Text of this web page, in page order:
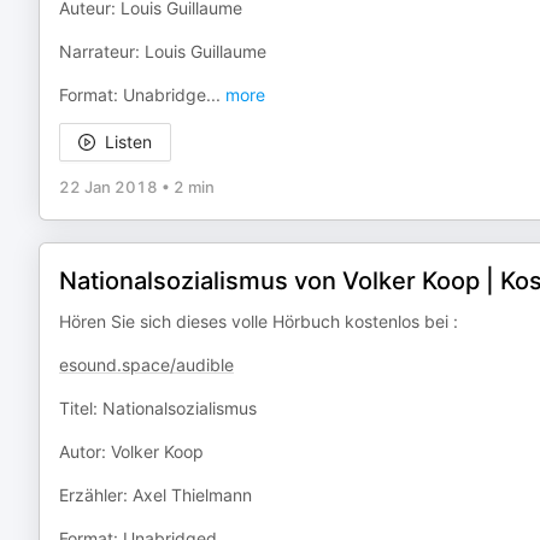
Auteur: Louis Guillaume
Narrateur: Louis Guillaume
Format: Unabridge... more
Listen
22 Jan 2018 • 2 min
Nationalsozialismus von Volker Koop |
Hören Sie sich dieses volle Hörbuch kostenlos bei :
esound.space/audible
Titel: Nationalsozialismus
Autor: Volker Koop
Erzähler: Axel Thielmann